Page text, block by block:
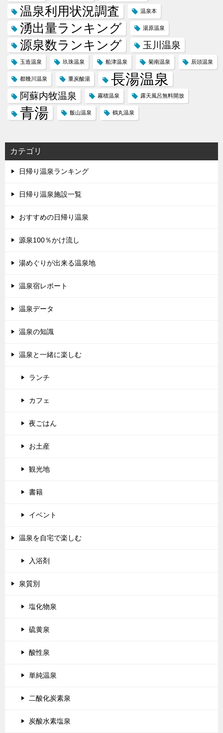
温泉利用状況調査 温泉本
湧出量ランキング 湯原温泉
源泉数ランキング 玉川温泉
玉造温泉 玖珠温泉 船津温泉 菊南温泉 辰頭温泉
都幾川温泉 重炭酸湯 長湯温泉
阿蘇内牧温泉 霧積温泉 露天風呂無料開放
青湯 飯山温泉 鶴丸温泉
カテゴリ
日帰り温泉ランキング
日帰り温泉施設一覧
おすすめの日帰り温泉
源泉100％かけ流し
湯めぐりが出来る温泉地
温泉宿レポート
温泉データ
温泉の知識
温泉と一緒に楽しむ
ランチ
カフェ
夜ごはん
お土産
観光地
書籍
イベント
温泉を自宅で楽しむ
入浴剤
泉質別
塩化物泉
硫黄泉
酸性泉
単純温泉
二酸化炭素泉
炭酸水素塩泉